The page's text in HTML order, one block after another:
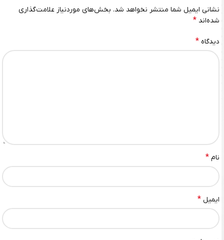
نشانی ایمیل شما منتشر نخواهد شد. بخش‌های موردنیاز علامت‌گذاری
شده‌اند *
دیدگاه *
نام *
ایمیل *